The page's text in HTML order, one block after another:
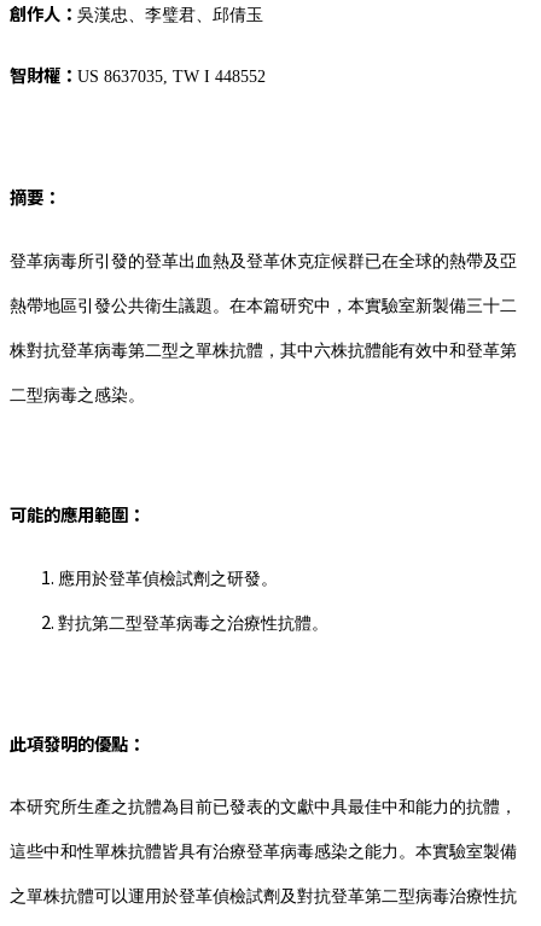
創作人： 吳漢忠、李璧君、邱倩玉
智財權： US 8637035, TW I 448552
摘要：
登革病毒所引發的登革出血熱及登革休克症候群已在全球的熱帶及亞
熱帶地區引發公共衛生議題。在本篇研究中，本實驗室新製備三十二
株對抗登革病毒第二型之單株抗體，其中六株抗體能有效中和登革第
二型病毒之感染。
可能的應用範圍：
應用於登革偵檢試劑之研發。
對抗第二型登革病毒之治療性抗體。
此項發明的優點：
本研究所生產之抗體為目前已發表的文獻中具最佳中和能力的抗體，
這些中和性單株抗體皆具有治療登革病毒感染之能力。本實驗室製備
之單株抗體可以運用於登革偵檢試劑及對抗登革第二型病毒治療性抗